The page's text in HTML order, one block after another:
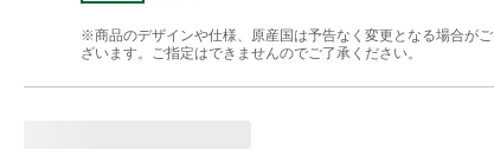
※商品のデザインや仕様、原産国は予告なく変更となる場合がご
ざいます。ご指定はできませんのでご了承ください。